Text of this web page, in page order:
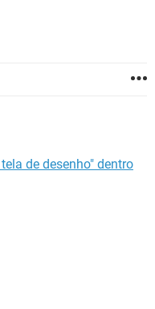
de desenho" dentro